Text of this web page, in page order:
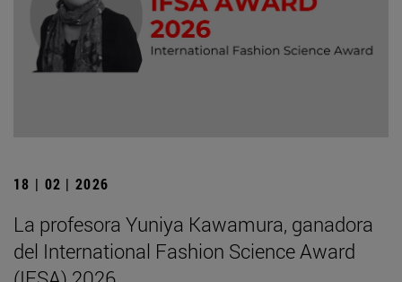
18 | 02 | 2026
La profesora Yuniya Kawamura, ganadora
del International Fashion Science Award